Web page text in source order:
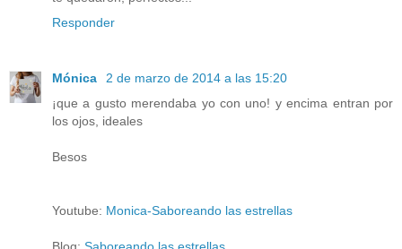
Responder
Mónica
2 de marzo de 2014 a las 15:20
¡que a gusto merendaba yo con uno! y encima entran por
los ojos, ideales
Besos
Youtube: Monica-Saboreando las estrellas
Blog: Saboreando las estrellas